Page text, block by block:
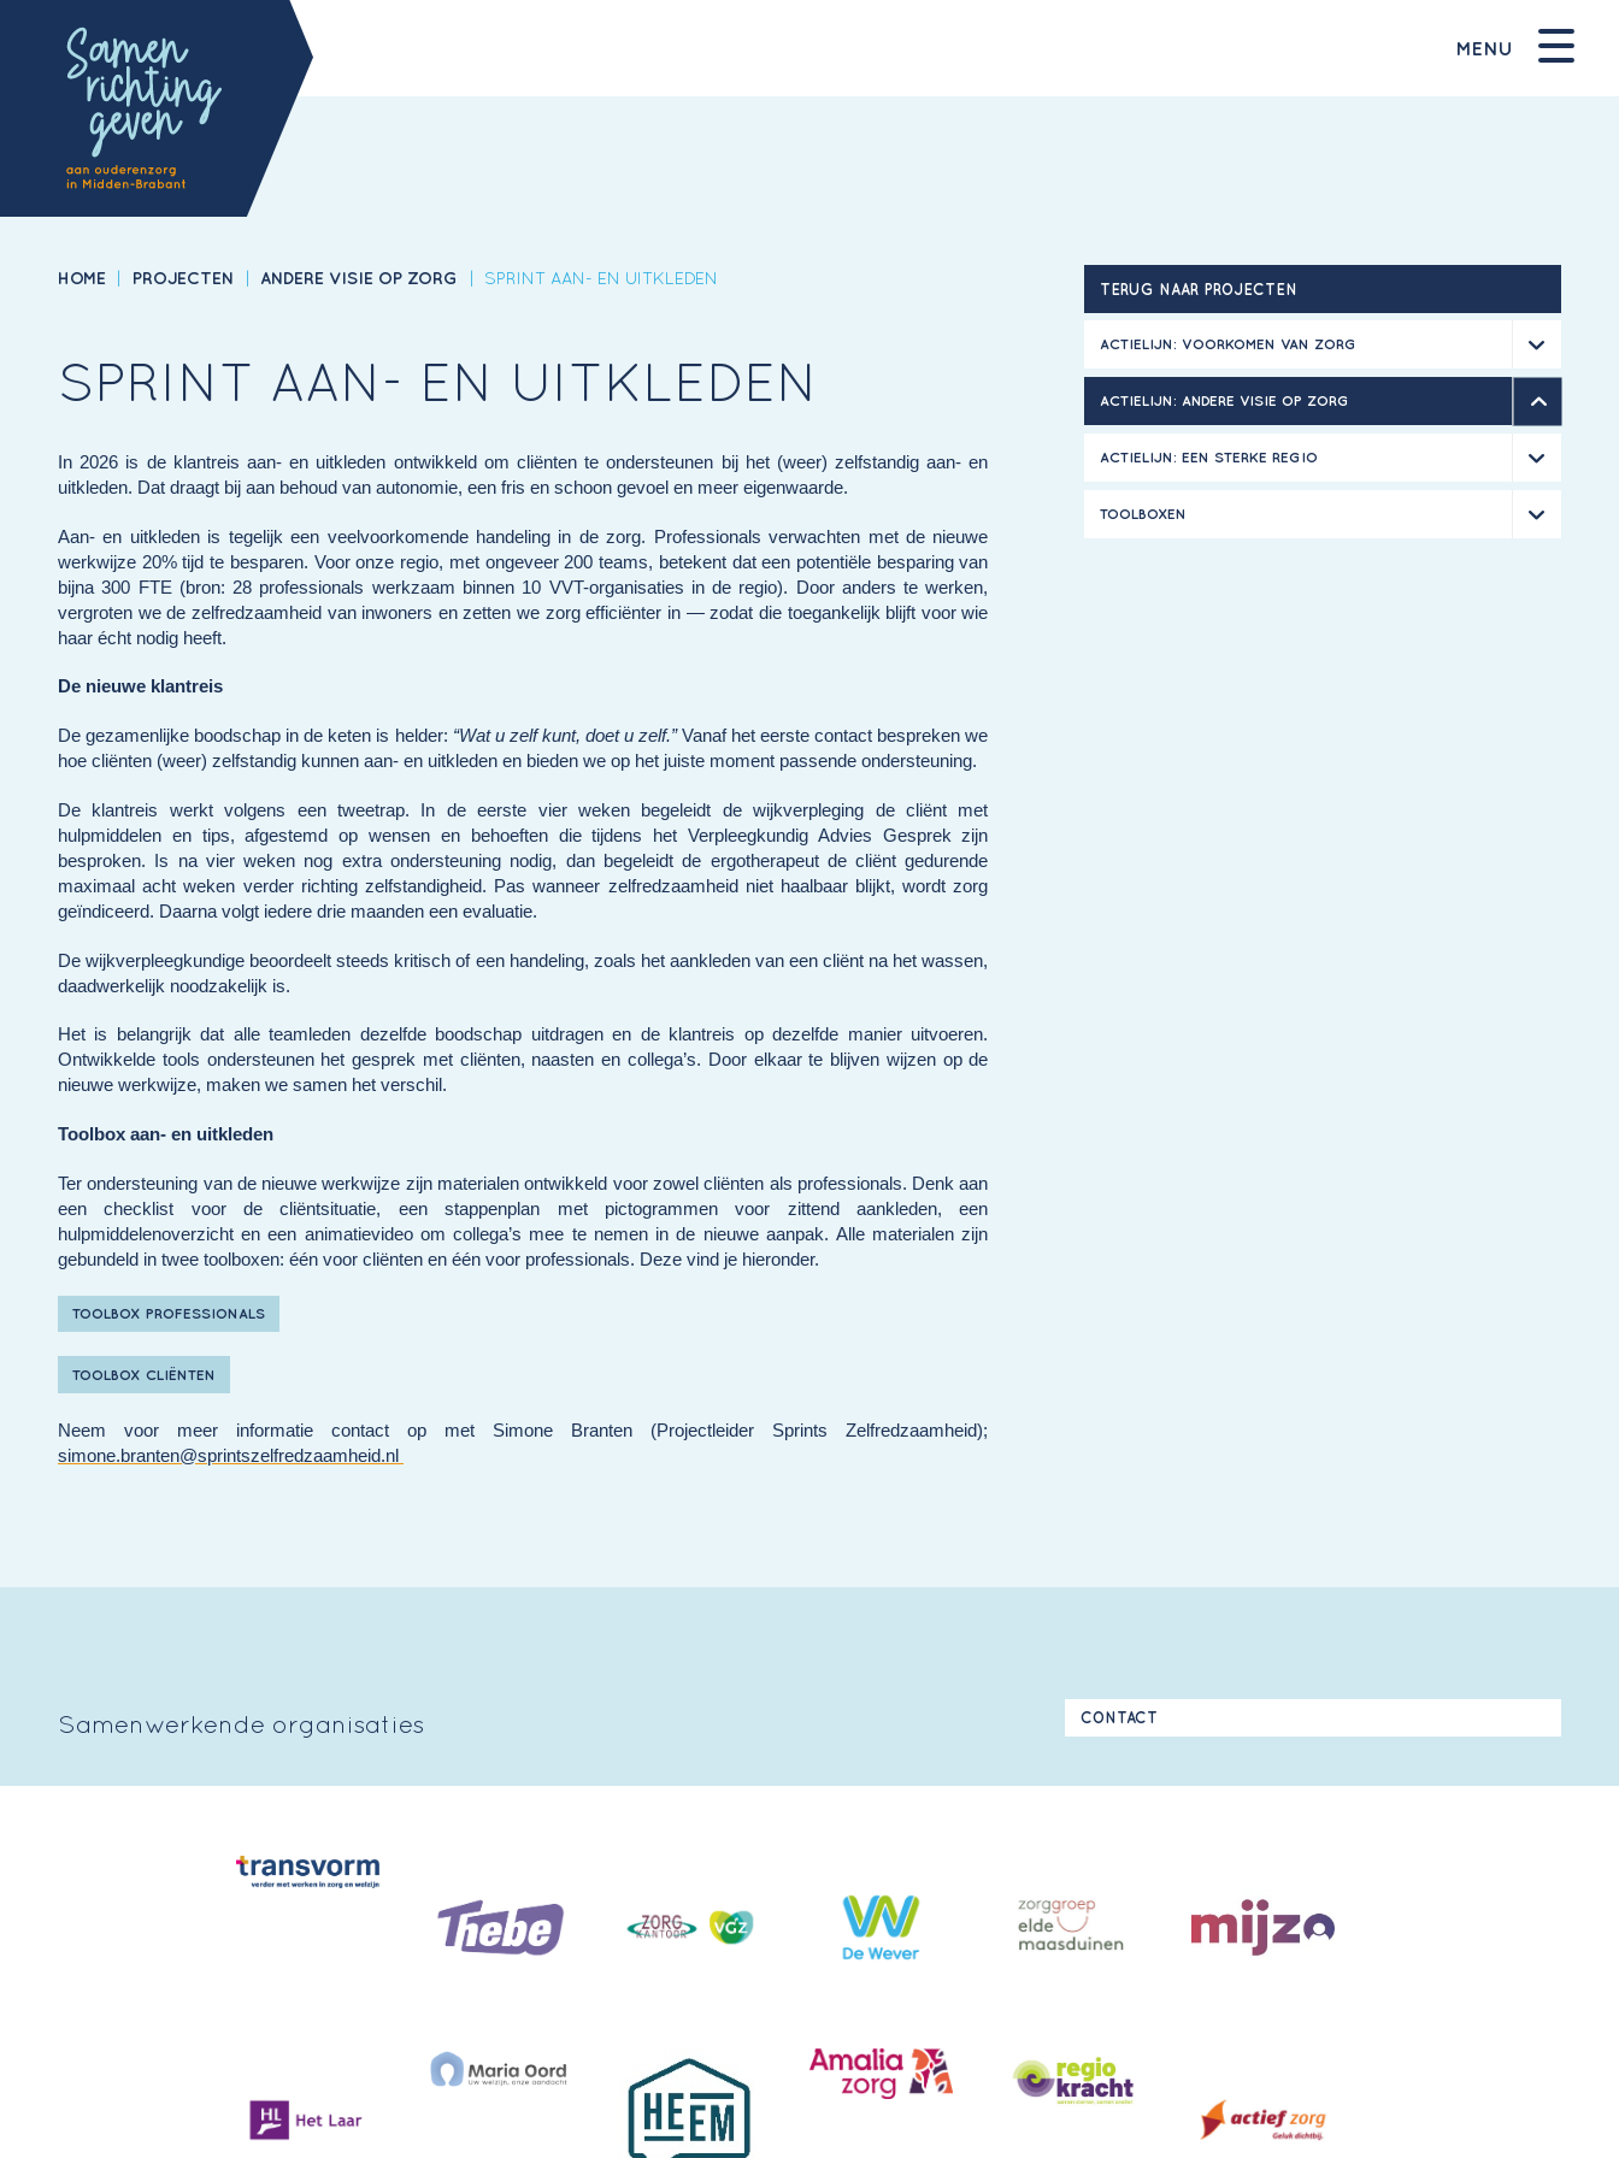
MENU
HOME | PROJECTEN | ANDERE VISIE OP ZORG | SPRINT AAN- EN UITKLEDEN
SPRINT AAN- EN UITKLEDEN
In 2026 is de klantreis aan- en uitkleden ontwikkeld om cliënten te ondersteunen bij het (weer) zelfstandig aan- en
uitkleden. Dat draagt bij aan behoud van autonomie, een fris en schoon gevoel en meer eigenwaarde.
Aan- en uitkleden is tegelijk een veelvoorkomende handeling in de zorg. Professionals verwachten met de nieuwe
werkwijze 20% tijd te besparen. Voor onze regio, met ongeveer 200 teams, betekent dat een potentiële besparing van
bijna 300 FTE (bron: 28 professionals werkzaam binnen 10 VVT-organisaties in de regio). Door anders te werken,
vergroten we de zelfredzaamheid van inwoners en zetten we zorg efficiënter in — zodat die toegankelijk blijft voor wie
haar écht nodig heeft.
De nieuwe klantreis
De gezamenlijke boodschap in de keten is helder: “Wat u zelf kunt, doet u zelf.”Vanaf het eerste contact bespreken we
hoe cliënten (weer) zelfstandig kunnen aan- en uitkleden en bieden we op het juiste moment passende ondersteuning.
De klantreis werkt volgens een tweetrap. In de eerste vier weken begeleidt de wijkverpleging de cliënt met
hulpmiddelen en tips, afgestemd op wensen en behoeften die tijdens het Verpleegkundig Advies Gesprek zijn
besproken. Is na vier weken nog extra ondersteuning nodig, dan begeleidt de ergotherapeut de cliënt gedurende
maximaal acht weken verder richting zelfstandigheid. Pas wanneer zelfredzaamheid niet haalbaar blijkt, wordt zorg
geïndiceerd. Daarna volgt iedere drie maanden een evaluatie.
De wijkverpleegkundige beoordeelt steeds kritisch of een handeling, zoals het aankleden van een cliënt na het wassen,
daadwerkelijk noodzakelijk is.
Het is belangrijk dat alle teamleden dezelfde boodschap uitdragen en de klantreis op dezelfde manier uitvoeren.
Ontwikkelde tools ondersteunen het gesprek met cliënten, naasten en collega’s. Door elkaar te blijven wijzen op de
nieuwe werkwijze, maken we samen het verschil.
Toolbox aan- en uitkleden
Ter ondersteuning van de nieuwe werkwijze zijn materialen ontwikkeld voor zowel cliënten als professionals. Denk aan
een checklist voor de cliëntsituatie, een stappenplan met pictogrammen voor zittend aankleden, een
hulpmiddelenoverzicht en een animatievideo om collega’s mee te nemen in de nieuwe aanpak. Alle materialen zijn
gebundeld in twee toolboxen: één voor cliënten en één voor professionals. Deze vind je hieronder.
TOOLBOX PROFESSIONALS
TOOLBOX CLIËNTEN
Neem voor meer informatie contact op met Simone Branten (Projectleider Sprints Zelfredzaamheid);
simone.branten@sprintszelfredzaamheid.nl
TERUG NAAR PROJECTEN
ACTIELIJN: VOORKOMEN VAN ZORG
ACTIELIJN: ANDERE VISIE OP ZORG
ACTIELIJN: EEN STERKE REGIO
TOOLBOXEN
Samenwerkende organisaties CONTACT